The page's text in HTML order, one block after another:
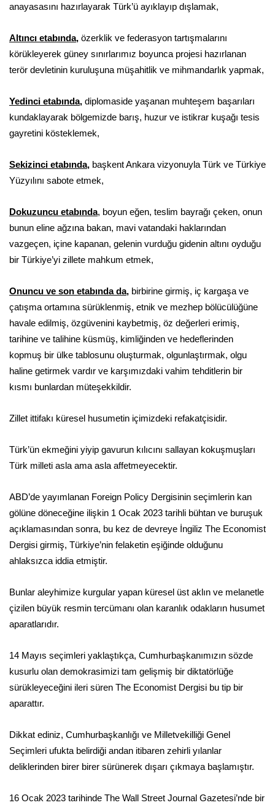
anayasasını hazırlayarak Türk’ü ayıklayıp dışlamak,
Altıncı etabında, özerklik ve federasyon tartışmalarını
körükleyerek güney sınırlarımız boyunca projesi hazırlanan
terör devletinin kuruluşuna müşahitlik ve mihmandarlık yapmak,
Yedinci etabında, diplomaside yaşanan muhteşem başarıları
kundaklayarak bölgemizde barış, huzur ve istikrar kuşağı tesis
gayretini kösteklemek,
Sekizinci etabında, başkent Ankara vizyonuyla Türk ve Türkiye
Yüzyılını sabote etmek,
Dokuzuncu etabında, boyun eğen, teslim bayrağı çeken, onun
bunun eline ağzına bakan, mavi vatandaki haklarından
vazgeçen, içine kapanan, gelenin vurduğu gidenin altını oyduğu
bir Türkiye’yi zillete mahkum etmek,
Onuncu ve son etabında da, birbirine girmiş, iç kargaşa ve
çatışma ortamına sürüklenmiş, etnik ve mezhep bölücülüğüne
havale edilmiş, özgüvenini kaybetmiş, öz değerleri erimiş,
tarihine ve talihine küsmüş, kimliğinden ve hedeflerinden
kopmuş bir ülke tablosunu oluşturmak, olgunlaştırmak, olgu
haline getirmek vardır ve karşımızdaki vahim tehditlerin bir
kısmı bunlardan müteşekkildir.
Zillet ittifakı küresel husumetin içimizdeki refakatçisidir.
Türk’ün ekmeğini yiyip gavurun kılıcını sallayan kokuşmuşları
Türk milleti asla ama asla affetmeyecektir.
ABD’de yayımlanan Foreign Policy Dergisinin seçimlerin kan
gölüne döneceğine ilişkin 1 Ocak 2023 tarihli bühtan ve buruşuk
açıklamasından sonra, bu kez de devreye İngiliz The Economist
Dergisi girmiş, Türkiye’nin felaketin eşiğinde olduğunu
ahlaksızca iddia etmiştir.
Bunlar aleyhimize kurgular yapan küresel üst aklın ve melanetle
çizilen büyük resmin tercümanı olan karanlık odakların husumet
aparatlarıdır.
14 Mayıs seçimleri yaklaştıkça, Cumhurbaşkanımızın sözde
kusurlu olan demokrasimizi tam gelişmiş bir diktatörlüğe
sürükleyeceğini ileri süren The Economist Dergisi bu tip bir
aparattır.
Dikkat ediniz, Cumhurbaşkanlığı ve Milletvekilliği Genel
Seçimleri ufukta belirdiği andan itibaren zehirli yılanlar
deliklerinden birer birer sürünerek dışarı çıkmaya başlamıştır.
16 Ocak 2023 tarihinde The Wall Street Journal Gazetesi’nde bir